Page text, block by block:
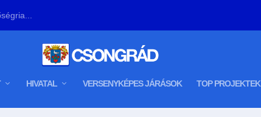
HIVATAL VERSENYKÉPES JÁRÁSOK TOP PROJEKTEK